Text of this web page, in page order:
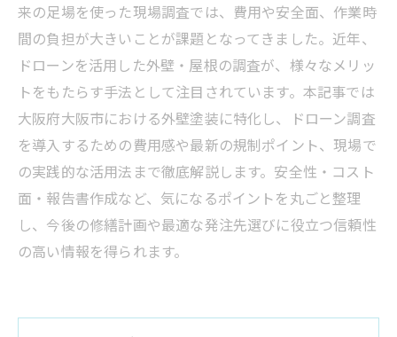
来の足場を使った現場調査では、費用や安全面、作業時
間の負担が大きいことが課題となってきました。近年、
ドローンを活用した外壁・屋根の調査が、様々なメリッ
トをもたらす手法として注目されています。本記事では
大阪府大阪市における外壁塗装に特化し、ドローン調査
を導入するための費用感や最新の規制ポイント、現場で
の実践的な活用法まで徹底解説します。安全性・コスト
面・報告書作成など、気になるポイントを丸ごと整理
し、今後の修繕計画や最適な発注先選びに役立つ信頼性
の高い情報を得られます。